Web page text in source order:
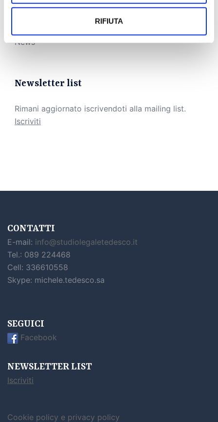
RIFIUTA
Categorie
News
Newsletter list
Rimani aggiornato iscrivendoti alla mailing list.
Iscriviti
CONTATTI
E-mail: info@studiolegaletedesco.it
Tel.: 089 224468
Cell: 336610558
Skype: michele.tedesco.sa
SEGUICI
Facebook
NEWSLETTER LIST
Iscriviti
Cookie policy e privacy policy